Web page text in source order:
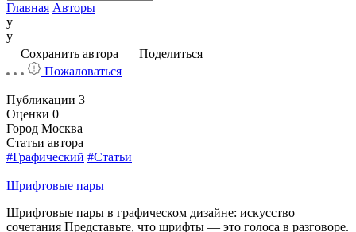
Главная Авторы
y
y
Сохранить автора
Поделиться
Пожаловаться
Публикации 3
Оценки 0
Город Москва
Статьи автора
#Графический #Статьи
Шрифтовые пары
Шрифтовые пары в графическом дизайне: искусство
сочетания Представьте, что шрифты — это голоса в разговоре.